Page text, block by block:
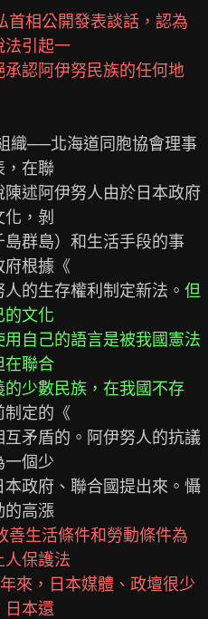
首相公開發表談話，認為
法引起一
認阿伊努民族的任何地
織──北海道同胞協會理事
，在聯
述阿伊努人由於日本政府
，剝
群島）和生活手段的事
府根據《
的生存權利制定新法。 但
的文化
用自己的語言是被我國憲法
在聯合
少數民族，在我國不存
制定的《
矛盾的。阿伊努人的抗議
一個少
政府、聯合國提出來。懾
的高漲
善生活條件和勞動條件為
人保護法
來，日本媒體、政壇很少
日本還